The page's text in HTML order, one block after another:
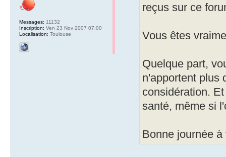
reçus sur ce
Vous êtes
Quelque part,
n'apportent plus
considération.
santé, même si
Bonne journée
Messages: 11132
Inscription: Ven 23 Nov 2007 07:00
Localisation: Toulouse